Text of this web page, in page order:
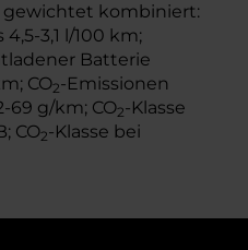
gewichtet kombiniert:
3,1 l/100 km;
Batterie
CO2-Emissionen
69 g/km; CO2-Klasse
CO2-Klasse bei